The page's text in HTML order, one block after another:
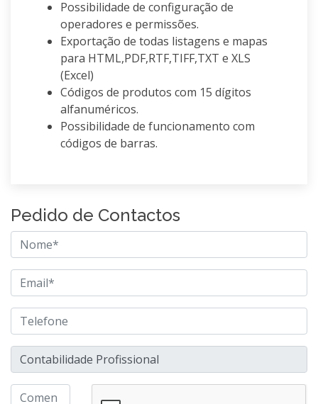
Possibilidade de configuração de
operadores e permissões.
Exportação de todas listagens e mapas
para HTML,PDF,RTF,TIFF,TXT e XLS
(Excel)
Códigos de produtos com 15 dígitos
alfanuméricos.
Possibilidade de funcionamento com
códigos de barras.
Pedido de Contactos